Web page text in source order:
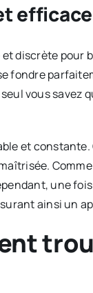
discrète pour
fondre
vous savez
et
une
ainsi un